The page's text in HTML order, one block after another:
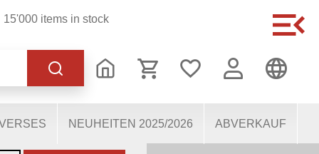
15'000 items in stock
NEUHEITEN 2025/2026 ABVERKAUF
the website, others
They therefore help